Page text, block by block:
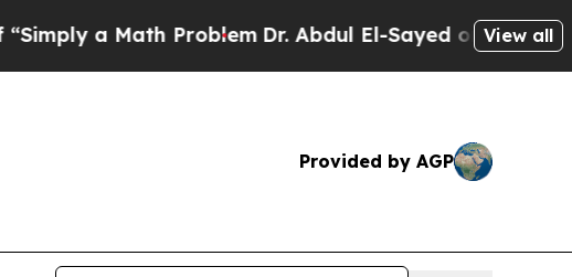
a Math ProblemDr. Abdul El-Sayed on HistoricView all
Provided by AGP